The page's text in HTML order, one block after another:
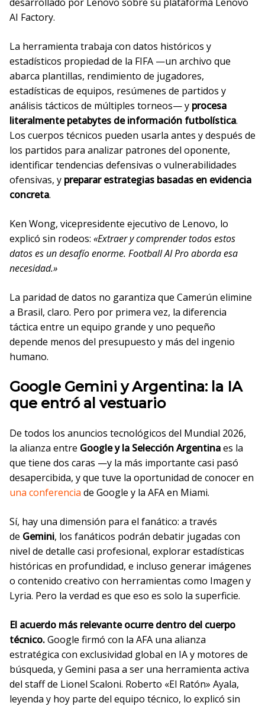
AI Factory.
La herramienta trabaja con datos históricos y
estadísticos propiedad de la FIFA —un archivo que
abarca plantillas, rendimiento de jugadores,
estadísticas de equipos, resúmenes de partidos y
análisis tácticos de múltiples torneos— y procesa
literalmente petabytes de información futbolística.
Los cuerpos técnicos pueden usarla antes y después de
los partidos para analizar patrones del oponente,
identificar tendencias defensivas o vulnerabilidades
ofensivas, y preparar estrategias basadas en evidencia
concreta.
Ken Wong, vicepresidente ejecutivo de Lenovo, lo
explicó sin rodeos: «Extraer y comprender todos estos
datos es un desafío enorme. Football AI Pro aborda esa
necesidad.»
La paridad de datos no garantiza que Camerún elimine
a Brasil, claro. Pero por primera vez, la diferencia
táctica entre un equipo grande y uno pequeño
depende menos del presupuesto y más del ingenio
humano.
Google Gemini y Argentina: la IA
que entró al vestuario
De todos los anuncios tecnológicos del Mundial 2026,
la alianza entre Google y la Selección Argentinaes la
que tiene dos caras —y la más importante casi pasó
desapercibida, y que tuve la oportunidad de conocer en
una conferencia de Google y la AFA en Miami.
Sí, hay una dimensión para el fanático: a través
de Gemini, los fanáticos podrán debatir jugadas con
nivel de detalle casi profesional, explorar estadísticas
históricas en profundidad, e incluso generar imágenes
o contenido creativo con herramientas como Imagen y
Lyria. Pero la verdad es que eso es solo la superficie.
El acuerdo más relevante ocurre dentro del cuerpo
técnico.Google firmó con la AFA una alianza
estratégica con exclusividad global en IA y motores de
búsqueda, y Gemini pasa a ser una herramienta activa
del staff de Lionel Scaloni. Roberto «El Ratón» Ayala,
leyenda y hoy parte del equipo técnico, lo explicó sin